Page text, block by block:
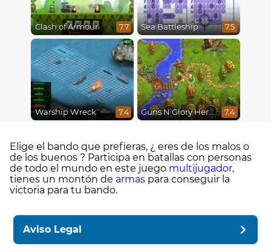
Clash of Armour 7.7 Sea Battleship 7.5
Warship Wreck 7.4 Guns N Glory Heroes 7.4
Elige el bando que prefieras, ¿ eres de los malos o
de los buenos ? Participa en batallas con personas
de todo el mundo en este juego multijugador,
tienes un montón de armas para conseguir la
victoria para tu bando.
Aviso Legal